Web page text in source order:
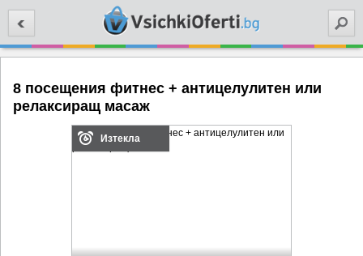
8 посещения фитнес + антицелулитен или
релаксиращ масаж
Изтекла